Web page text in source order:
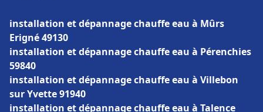
installation et dépannage chauffe eau à Mûrs
Erigné 49130
installation et dépannage chauffe eau à Pérenchies
59840
installation et dépannage chauffe eau à Villebon
sur Yvette 91940
installation et dépannage chauffe eau à Talence